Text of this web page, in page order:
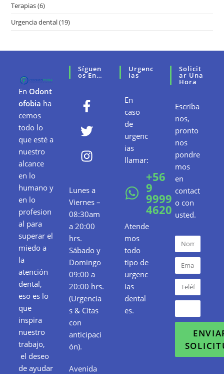
Terapias(6)
Urgencia dental(19)
En Odont
ofobia ha
cemos
todo lo
que esté a
nuestro
alcance
en lo
humano y
en lo
profesion
al para
superar el
miedo a
la
atención
dental,
eso es lo
que
inspira
nuestro
trabajo,
el deseo
de ayudar
Síguen
Os En…
Lunes a
Viernes –
08:30am
a 20:00
hrs.
Sábado y
Domingo
09:00 a
20:00 hrs.
(Urgencia
s & Citas
con
anticipaci
ón).
Avenida
Urgenc
Ias
En
caso
de
urgenc
ias
llamar:
+56
9
9999
4620
Atende
mos
todo
tipo de
urgenc
ias
dental
es.
Solicit
Ar Una
Hora
Escríba
nos,
pronto
nos
pondre
mos
en
contact
o con
usted.